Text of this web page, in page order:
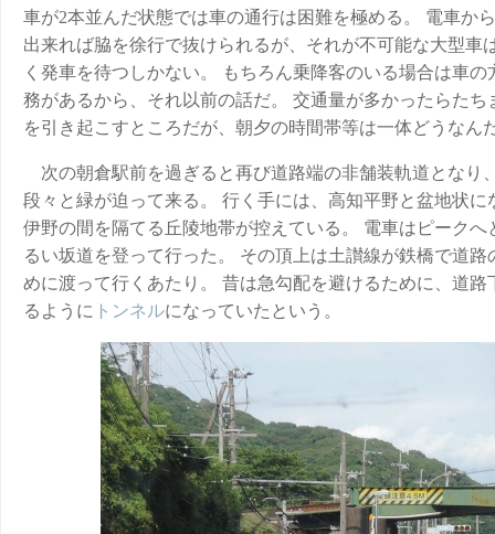
車が2本並んだ状態では車の通行は困難を極める。 電車か
出来れば脇を徐行で抜けられるが、それが不可能な大型車
く発車を待つしかない。 もちろん乗降客のいる場合は車の
務があるから、それ以前の話だ。 交通量が多かったらたち
を引き起こすところだが、朝夕の時間帯等は一体どうなん
次の朝倉駅前を過ぎると再び道路端の非舗装軌道となり
段々と緑が迫って来る。 行く手には、高知平野と盆地状に
伊野の間を隔てる丘陵地帯が控えている。 電車はピークへ
るい坂道を登って行った。 その頂上は土讃線が鉄橋で道路
めに渡って行くあたり。 昔は急勾配を避けるために、道路
るように トンネルになっていたという。